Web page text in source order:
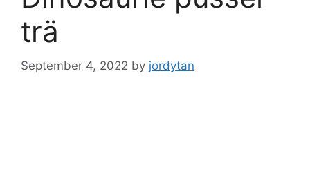
trä
September 4, 2022 by jordytan